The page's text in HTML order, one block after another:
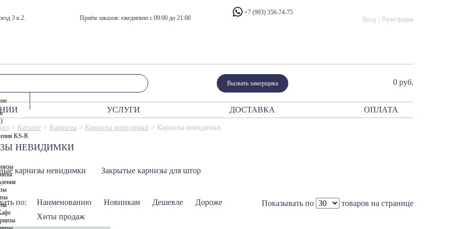
3 к.2. Приём заказов: ежедневно с 09:00 до 21:00
+7 (993) 356-74-75
Вход
Регистрация
KS-R
Вызвать замерщика 0 руб.
Фурнитура для карнизов
Крепления карнизов
Кронштейны для карнизов
Кольца для карнизов
Готовые решения
Карнизы Мурано Модерн
Карнизы Артик
УСЛУГИ
Замер карнизов
ДОСТАВКА ОПЛАТА
> Каталог > Карнизы > Карнизы невидимки > Карнизы невидимки
НЕВИДИМКИ
карнизы невидимки Закрытые карнизы для штор
по: Наименованию Новинкам Дешевле
Дороже
Хиты продаж
Показывать по товаров на странице